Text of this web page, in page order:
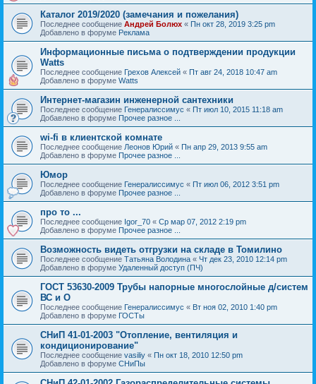
Каталог 2019/2020 (замечания и пожелания)
Последнее сообщение Андрей Болюх « Пн окт 28, 2019 3:25 pm
Добавлено в форуме Реклама
Информационные письма о подтверждении продукции
Watts
Последнее сообщение Грехов Алексей « Пт авг 24, 2018 10:47 am
Добавлено в форуме Watts
Интернет-магазин инженерной сантехники
Последнее сообщение Генералиссимус « Пт июл 10, 2015 11:18 am
Добавлено в форуме Прочее разное ...
wi-fi в клиентской комнате
Последнее сообщение Леонов Юрий « Пн апр 29, 2013 9:55 am
Добавлено в форуме Прочее разное ...
Юмор
Последнее сообщение Генералиссимус « Пт июл 06, 2012 3:51 pm
Добавлено в форуме Прочее разное ...
про то ...
Последнее сообщение Igor_70 « Ср мар 07, 2012 2:19 pm
Добавлено в форуме Прочее разное ...
Возможность видеть отгрузки на складе в Томилино
Последнее сообщение Татьяна Володина « Чт дек 23, 2010 12:14 pm
Добавлено в форуме Удаленный доступ (ПЧ)
ГОСТ 53630-2009 Трубы напорные многослойные д/систем
ВС и О
Последнее сообщение Генералиссимус « Вт ноя 02, 2010 1:40 pm
Добавлено в форуме ГОСТы
СНиП 41-01-2003 "Отопление, вентиляция и
кондиционирование"
Последнее сообщение vasiliy « Пн окт 18, 2010 12:50 pm
Добавлено в форуме СНиПы